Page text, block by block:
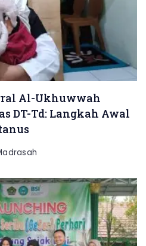
Al-Ukhuwwah
DT-Td: Langkah Awal